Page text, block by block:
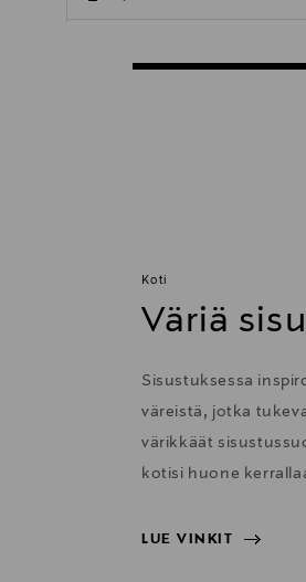
Koti
Väriä
Sisustuksessa
väreistä, jotka
värikkäät
kotisi huone
LUE VINKIT